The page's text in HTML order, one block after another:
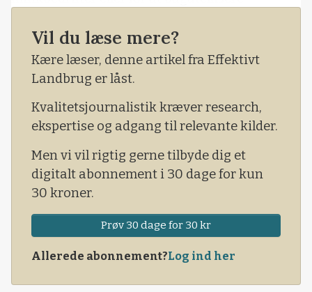
Men som branche er fødevareerhvervet af flere
grunde en af vinderne.
Vil du læse mere?
Kære læser, denne artikel fra Effektivt
Landbrug er låst.
Kvalitetsjournalistik kræver research,
ekspertise og adgang til relevante kilder.
Men vi vil rigtig gerne tilbyde dig et
digitalt abonnement i 30 dage for kun
30 kroner.
Prøv 30 dage for 30 kr
Allerede abonnement?Log ind her